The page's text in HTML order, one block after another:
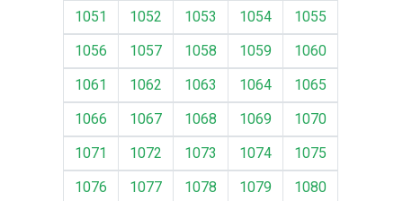
1051
1052 1053 1054
1055
1056
1057 1058 1059
1060
1061
1062 1063 1064
1065
1066
1067 1068 1069
1070
1071
1072 1073 1074
1075
1076
1077 1078 1079
1080